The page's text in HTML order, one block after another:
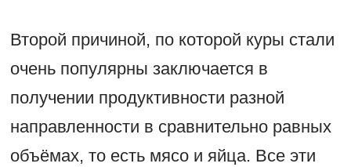
Второй причиной, по которой куры стали
очень популярны заключается в
получении продуктивности разной
направленности в сравнительно равных
объёмах, то есть мясо и яйца. Все эти